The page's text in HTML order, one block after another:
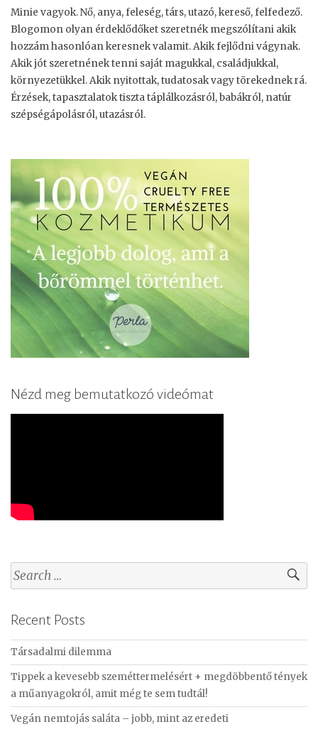
Minie vagyok. Nő, anya, feleség, társ, utazó, kereső, felfedező.
Blogomon olyan érdeklődőket szeretnék megszólítani akik
hozzám hasonlóan keresnek valamit. Akik fejlődni vágynak.
Akik jót szeretnének tenni saját magukkal, családjukkal,
környezetükkel. Akik nyitottak, tudatosak vagy törekednek rá.
Érzések, tapasztalatok tiszta táplálkozásról, babákról, natúr
szépségápolásról, utazásról.
Nézd meg bemutatkozó videómat
S
e
r
c
h
f
o
r
:
Recent Posts
Társadalmi dilemma
Tippek a kevesebb szeméttermelésért + megdöbbentő tények
a műanyagokról, amit még te sem tudtál!
Vegán nemtojás saláta – jobb, mint az eredeti